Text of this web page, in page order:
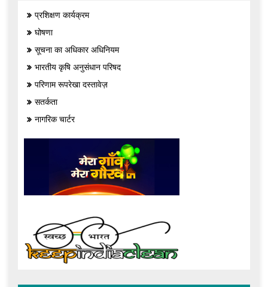
प्रशिक्षण कार्यक्रम
घोषणा
सूचना का अधिकार अधिनियम
भारतीय कृषि अनुसंधान परिषद
परिणाम रूपरेखा दस्तावेज़
सतर्कता
नागरिक चार्टर